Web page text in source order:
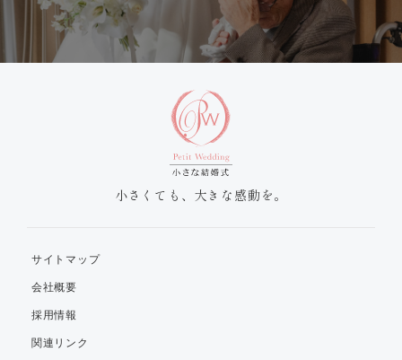
小さくても、大きな感動を。
サイトマップ
会社概要
採用情報
関連リンク